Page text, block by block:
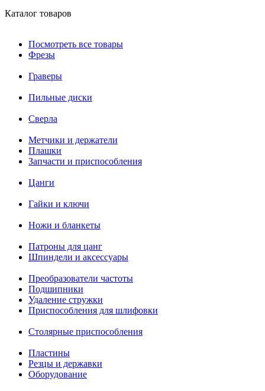
Каталог товаров
Посмотреть все товары
Фрезы
Граверы
Пильные диски
Сверла
Метчики и держатели
Плашки
Запчасти и приспособления
Цанги
Гайки и ключи
Ножи и бланкеты
Патроны для цанг
Шпиндели и аксессуары
Преобразователи частоты
Подшипники
Удаление стружки
Приспособления для шлифовки
Столярные приспособления
Пластины
Резцы и державки
Оборудование